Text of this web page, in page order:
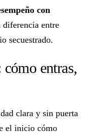
con
entre
secuestrado.
entras,
clara y sin puerta
el inicio cómo